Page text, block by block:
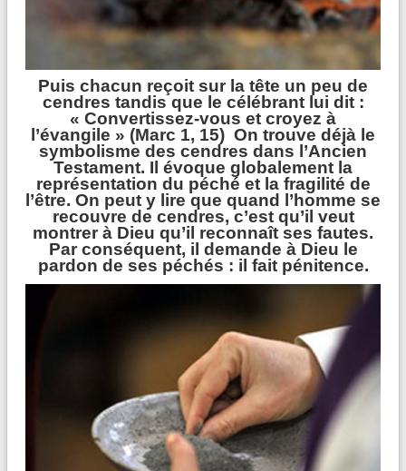
Puis chacun reçoit sur la tête un peu de
cendres tandis que le célébrant lui dit :
« Convertissez-vous et croyez à
l’évangile » (Marc 1, 15) On trouve déjà le
symbolisme des cendres dans l’Ancien
Testament. Il évoque globalement la
représentation du péché et la fragilité de
l’être. On peut y lire que quand l’homme se
recouvre de cendres, c’est qu’il veut
montrer à Dieu qu’il reconnaît ses fautes.
Par conséquent, il demande à Dieu le
pardon de ses péchés : il fait pénitence.